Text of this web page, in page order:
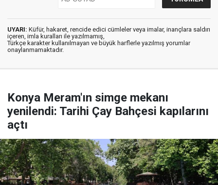
UYARI: Küfür, hakaret, rencide edici cümleler veya imalar, inançlara saldırı
içeren, imla kuralları ile yazılmamış,
Türkçe karakter kullanılmayan ve büyük harflerle yazılmış yorumlar
onaylanmamaktadır.
Konya Meram'ın simge mekanı
yenilendi: Tarihi Çay Bahçesi kapılarını
açtı